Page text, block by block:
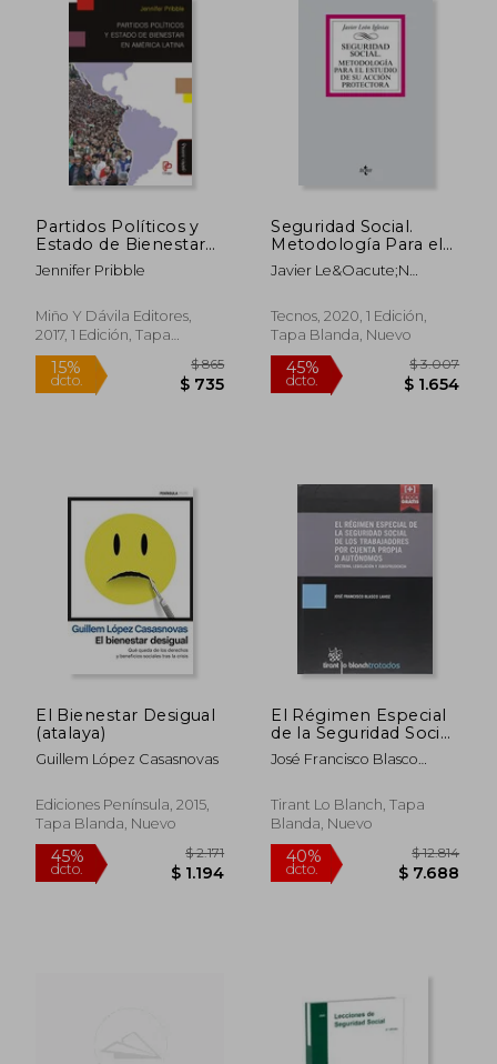
40% 45%
Partidos Políticos y
Estado de Bienestar
en América Latina
Jennifer Pribble
Miño Y Dávila Editores,
2017, 1 Edición, Tapa
Blanda, Nuevo
15%
dcto.
Seguridad Social.
Metodología Para el
Estudio de su Acción
Protectora
Javier Le&Oacute;N
Tecnos, 2020, 1 Edición,
Tapa Blanda, Nuevo
45%
dcto.
El Bienestar Desigual
(atalaya)
Guillem López Casasnovas
Ediciones Península, 2015,
Tapa Blanda, Nuevo
El Régimen Especial
de la Seguridad Social
de los Trabajadores
por Cuenta Propia o
José Francisco Blasco
Tirant Lo Blanch, Tapa
Blanda, Nuevo